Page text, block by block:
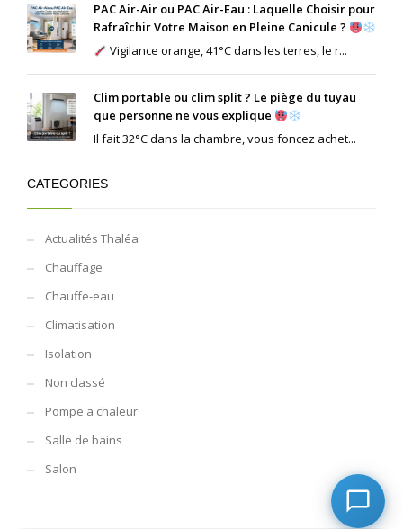
PAC Air-Air ou PAC Air-Eau : Laquelle Choisir pour
Rafraîchir Votre Maison en Pleine Canicule ?
Vigilance orange, 41°C dans les terres, le r...
Clim portable ou clim split ? Le piège du tuyau
que personne ne vous explique
Il fait 32°C dans la chambre, vous foncez achet...
CATEGORIES
Actualités Thaléa
Chauffage
Chauffe-eau
Climatisation
Isolation
Non classé
Pompe a chaleur
Salle de bains
Salon